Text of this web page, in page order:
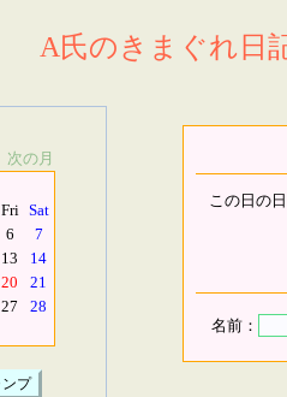
A氏のきまぐれ日
次の月
Fri Sat
6
7
13
14
20
21
27
28
この日の
名前：